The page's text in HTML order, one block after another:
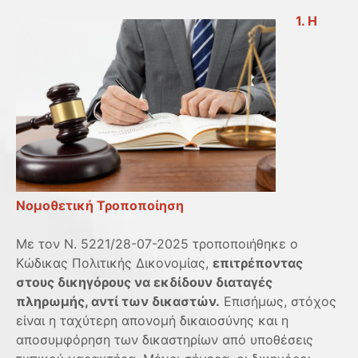
1. Η
Νομοθετική Τροποποίηση
Με τον Ν. 5221/28-07-2025 τροποποιήθηκε ο
Κώδικας Πολιτικής Δικονομίας, επιτρέποντας
στους δικηγόρους να εκδίδουν διαταγές
πληρωμής, αντί των δικαστών. Επισήμως, στόχος
είναι η ταχύτερη απονομή δικαιοσύνης και η
αποσυμφόρηση των δικαστηρίων από υποθέσεις